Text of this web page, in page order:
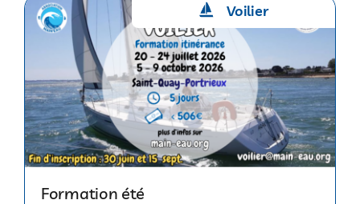
Voilier
Formation été